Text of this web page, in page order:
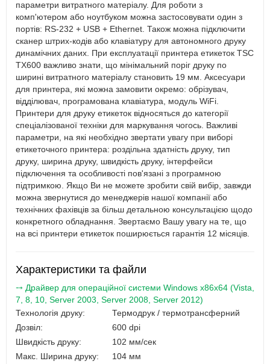
параметри витратного матеріалу. Для роботи з
комп'ютером або ноутбуком можна застосовувати один з
портів: RS-232 + USB + Ethernet. Також можна підключити
сканер штрих-кодів або клавіатуру для автономного друку
динамічних даних. При експлуатації принтера етикеток TSC
TX600 важливо знати, що мінімальний поріг друку по
ширині витратного матеріалу становить 19 мм. Аксесуари
для принтера, які можна замовити окремо: обрізувач,
відділювач, програмована клавіатура, модуль WiFi.
Принтери для друку етикеток відносяться до категорії
спеціалізованої техніки для маркування чогось. Важливі
параметри, на які необхідно звертати увагу при виборі
етикеточного принтера: роздільна здатність друку, тип
друку, ширина друку, швидкість друку, інтерфейси
підключення та особливості пов'язані з програмною
підтримкою. Якщо Ви не можете зробити свій вибір, завжди
можна звернутися до менеджерів нашої компанії або
технічних фахівців за більш детальною консультацією щодо
конкретного обладнання. Звертаємо Вашу увагу на те, що
на всі принтери етикеток поширюється гарантія 12 місяців.
Характеристики та файли
⤍ Драйвер для операційної системи Windows x86x64 (Vista,
7, 8, 10, Server 2003, Server 2008, Server 2012)
Технологія друку:
Термодрук / термотрансферний
Дозвіл:
600 dpi
Швидкість друку:
102 мм/сек
Макс. Ширина друку:
104 мм